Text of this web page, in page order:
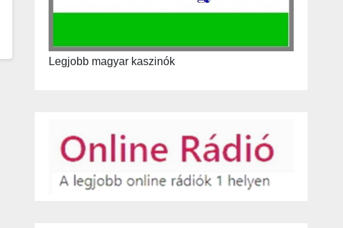
Legjobb magyar kaszinók